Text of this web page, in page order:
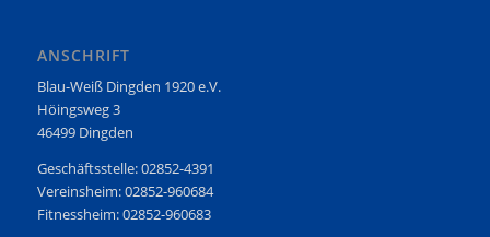
ANSCHRIFT
Blau-Weiß Dingden 1920 e.V.
Höingsweg 3
46499 Dingden
Geschäftsstelle: 02852-4391
Vereinsheim: 02852-960684
Fitnessheim: 02852-960683